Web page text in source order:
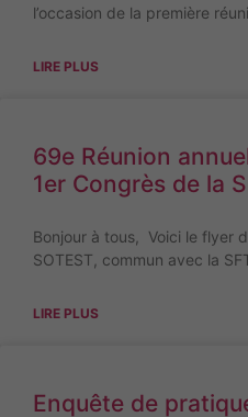
l’occasion de la première
LIRE PLUS
69e Réunion
1er Congrès de la
Bonjour à tous, Voici le flyer
SOTEST, commun avec la
LIRE PLUS
Enquête de